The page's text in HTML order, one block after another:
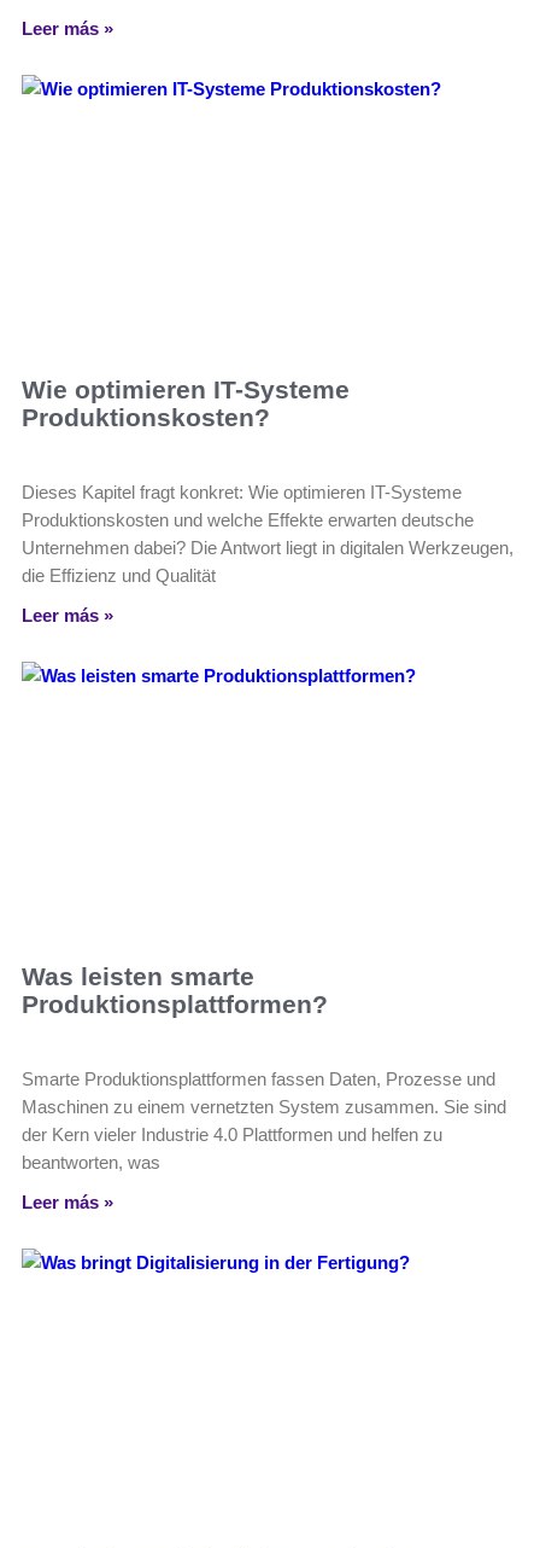
Leer más »
Wie optimieren IT-Systeme
Produktionskosten?
Dieses Kapitel fragt konkret: Wie optimieren IT-Systeme
Produktionskosten und welche Effekte erwarten deutsche
Unternehmen dabei? Die Antwort liegt in digitalen Werkzeugen,
die Effizienz und Qualität
Leer más »
Was leisten smarte
Produktionsplattformen?
Smarte Produktionsplattformen fassen Daten, Prozesse und
Maschinen zu einem vernetzten System zusammen. Sie sind
der Kern vieler Industrie 4.0 Plattformen und helfen zu
beantworten, was
Leer más »